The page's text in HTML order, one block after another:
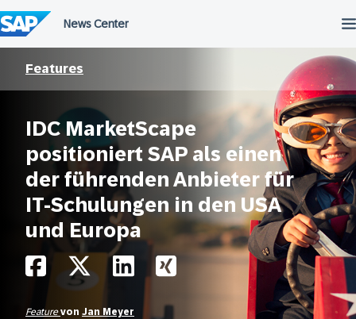
Features
IDC MarketScape
positioniert SAP als einen
der führenden Anbieter für
IT-Schulungen in den USA
und Europa
Featurevon Jan Meyer